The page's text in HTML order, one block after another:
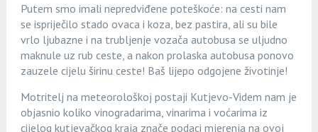
Putem smo imali nepredviđene poteškoće: na cesti nam
se ispriječilo stado ovaca i koza, bez pastira, ali su bile
vrlo ljubazne i na trubljenje vozača autobusa se uljudno
maknule uz rub ceste, a nakon prolaska autobusa ponovo
zauzele cijelu širinu ceste! Baš lijepo odgojene životinje!
Motritelj na meteorološkoj postaji Kutjevo-Videm nam je
objasnio koliko vinogradarima, vinarima i voćarima iz
cijelog kutjevačkog kraja znače podaci mjerenja na ovoj